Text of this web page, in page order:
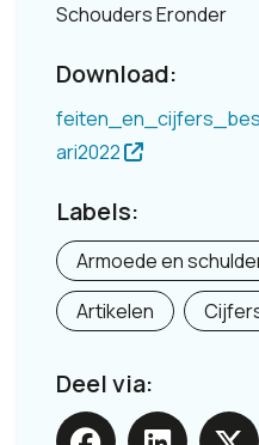
Schouders Eronder
Download:
ari2022
Labels:
Armoede en
Artikelen
Deel via: